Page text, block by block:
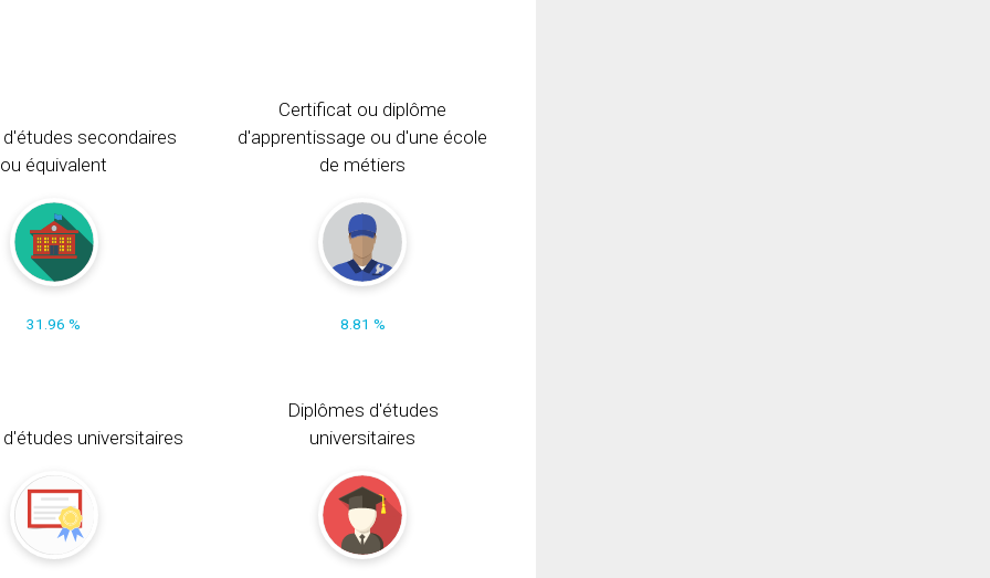
d'études secondaires
ou équivalent
31.96 %
Certificat ou diplôme
d'apprentissage ou d'une école
de métiers
8.81 %
universitaires
Diplômes d'études
universitaires